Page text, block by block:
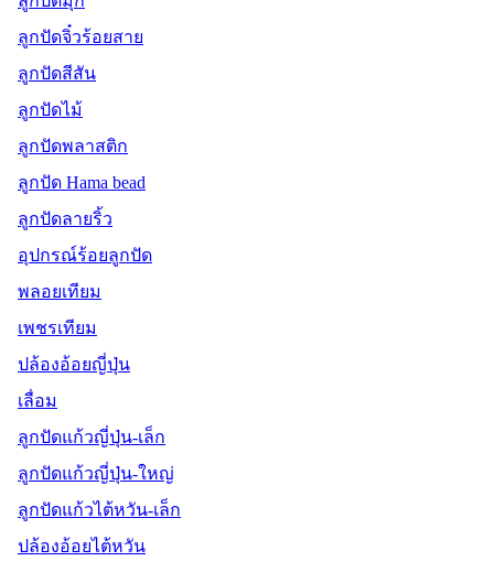
ลูกปัดจิ๋วร้อยสาย
ลูกปัดสีสัน
ลูกปัดไม้
ลูกปัดพลาสติก
ลูกปัด Hama bead
ลูกปัดลายริ้ว
อุปกรณ์ร้อยลูกปัด
พลอยเทียม
เพชรเทียม
ปล้องอ้อยญี่ปุ่น
เลื่อม
ลูกปัดแก้วญี่ปุ่น-เล็ก
ลูกปัดแก้วญี่ปุ่น-ใหญ่
ลูกปัดแก้วไต้หวัน-เล็ก
ปล้องอ้อยไต้หวัน